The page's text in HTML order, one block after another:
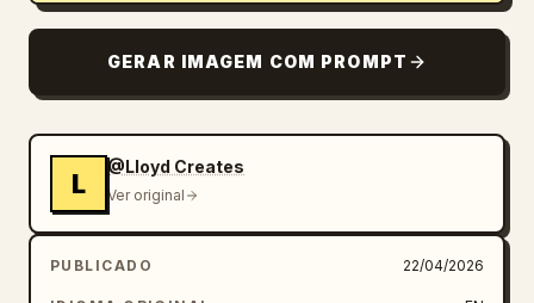
dispositivo vintage verde-menta semelhante a
forma de onda, botões e interruptores
prateados e um suporte de inclinação de
letras maiúsculas em negrito lendo
cassete portátil compacto em verde-menta com
alça, janela frontal para cassete, botões,
grade de alto-falante e botões prateados,
centralizado sob uma manchete em letras
GERAR IMAGEM COM PROMPT
L
@Lloyd Creates
Ver original
PUBLICADO 22/04/2026